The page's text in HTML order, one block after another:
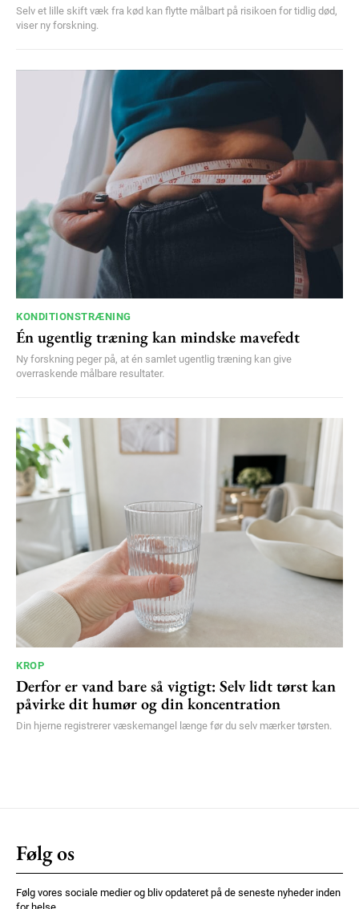
Selv et lille skift væk fra kød kan flytte målbart på risikoen for tidlig død,
viser ny forskning.
KONDITIONSTRÆNING
Én ugentlig træning kan mindske mavefedt
Ny forskning peger på, at én samlet ugentlig træning kan give
overraskende målbare resultater.
KROP
Derfor er vand bare så vigtigt: Selv lidt tørst kan
påvirke dit humør og din koncentration
Din hjerne registrerer væskemangel længe før du selv mærker tørsten.
Følg os
Følg vores sociale medier og bliv opdateret på de seneste nyheder inden